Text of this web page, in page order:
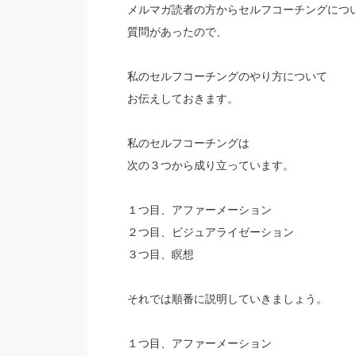
メルマガ読者の方からセルフコーチングにつ
質問があったので、
私のセルフコーチングのやり方について
お伝えしておきます。
私のセルフコーチングは
次の３つから成り立っています。
１つ目、アファーメーション
２つ目、ビジュアライゼーション
３つ目、瞑想
それでは順番に説明していきましょう。
１つ目、アファーメーション